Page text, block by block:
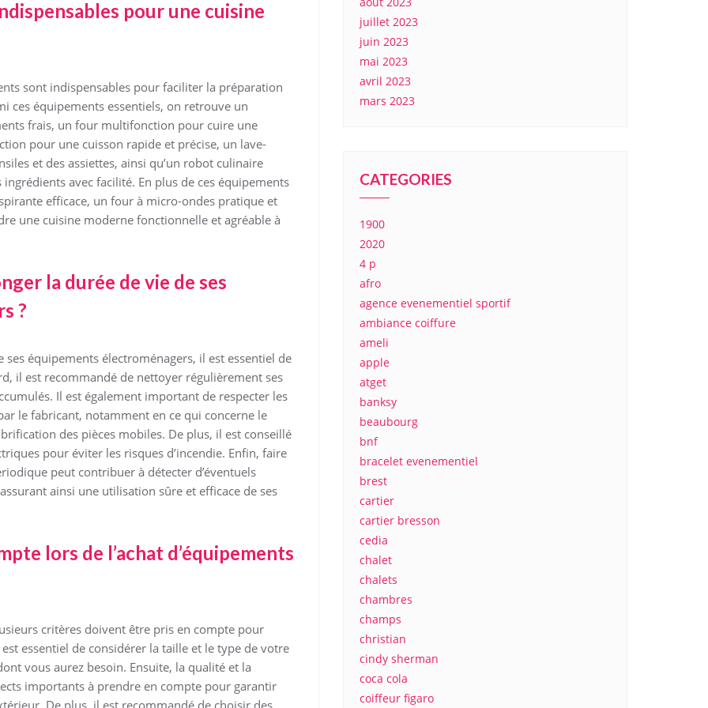
pour une cuisine
sont indispensables pour faciliter la préparation
ces équipements essentiels, on retrouve un
frais, un four multifonction pour cuire une
pour une cuisson rapide et précise, un lave-
et des assiettes, ainsi qu’un robot culinaire
avec facilité. En plus de ces équipements
efficace, un four à micro-ondes pratique et
une cuisine moderne fonctionnelle et agréable à
la durée de vie de ses
?
équipements électroménagers, il est essentiel de
il est recommandé de nettoyer régulièrement ses
Il est également important de respecter les
le fabricant, notamment en ce qui concerne le
des pièces mobiles. De plus, il est conseillé
pour éviter les risques d’incendie. Enfin, faire
peut contribuer à détecter d’éventuels
ainsi une utilisation sûre et efficace de ses
lors de l’achat d’équipements
critères doivent être pris en compte pour
essentiel de considérer la taille et le type de votre
vous aurez besoin. Ensuite, la qualité et la
importants à prendre en compte pour garantir
juillet 2023
juin 2023
mai 2023
avril 2023
mars 2023
CATEGORIES
1900
2020
4 p
afro
agence evenementiel sportif
ambiance coiffure
ameli
apple
atget
banksy
beaubourg
bnf
bracelet evenementiel
brest
cartier
cartier bresson
cedia
chalet
chalets
chambres
champs
christian
cindy sherman
coca cola
coiffeur figaro